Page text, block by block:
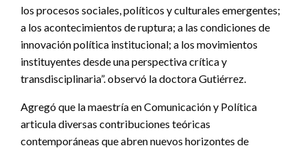
los procesos sociales, políticos y culturales emergentes;
a los acontecimientos de ruptura; a las condiciones de
innovación política institucional; a los movimientos
instituyentes desde una perspectiva crítica y
transdisciplinaria”. observó la doctora Gutiérrez.
Agregó que la maestría en Comunicación y Política
articula diversas contribuciones teóricas
contemporáneas que abren nuevos horizontes de